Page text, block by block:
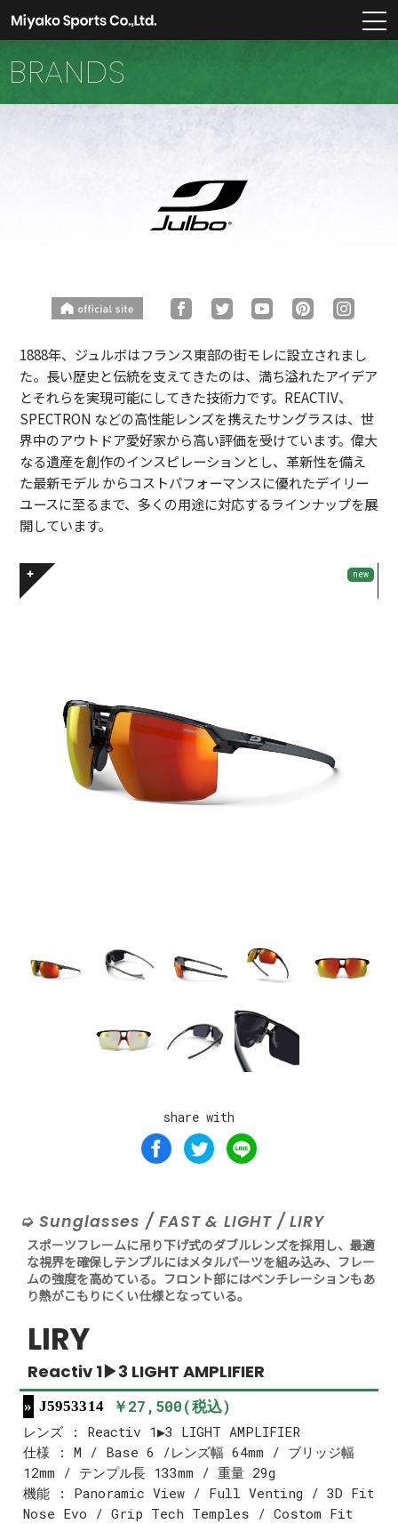
BRANDS
1888年、ジュルボはフランス東部の街モレに設立されまし
た。長い歴史と伝統を支えてきたのは、満ち溢れたアイデア
とそれらを実現可能にしてきた技術力です。REACTIV、
SPECTRON などの高性能レンズを携えたサングラスは、世
界中のアウトドア愛好家から高い評価を受けています。偉大
なる遺産を創作のインスピレーションとし、革新性を備え
た最新モデル からコストパフォーマンスに優れたデイリー
ユースに至るまで、多くの用途に対応するラインナップを展
開しています。
new
share with
Sunglasses / FAST & LIGHT / LIRY
スポーツフレームに吊り下げ式のダブルレンズを採用し、最適
な視界を確保しテンプルにはメタルパーツを組み込み、フレー
ムの強度を高めている。フロント部にはベンチレーションもあ
り熱がこもりにくい仕様となっている。
LIRY
Reactiv 1▶3 LIGHT AMPLIFIER
J5953314 ￥27,500(税込)
レンズ : Reactiv 1▶3 LIGHT AMPLIFIER
仕様 : M / Base 6 /レンズ幅 64mm / ブリッジ幅
12mm / テンプル長 133mm / 重量 29g
機能 : Panoramic View / Full Venting / 3D Fit
Nose Evo / Grip Tech Temples / Costom Fit